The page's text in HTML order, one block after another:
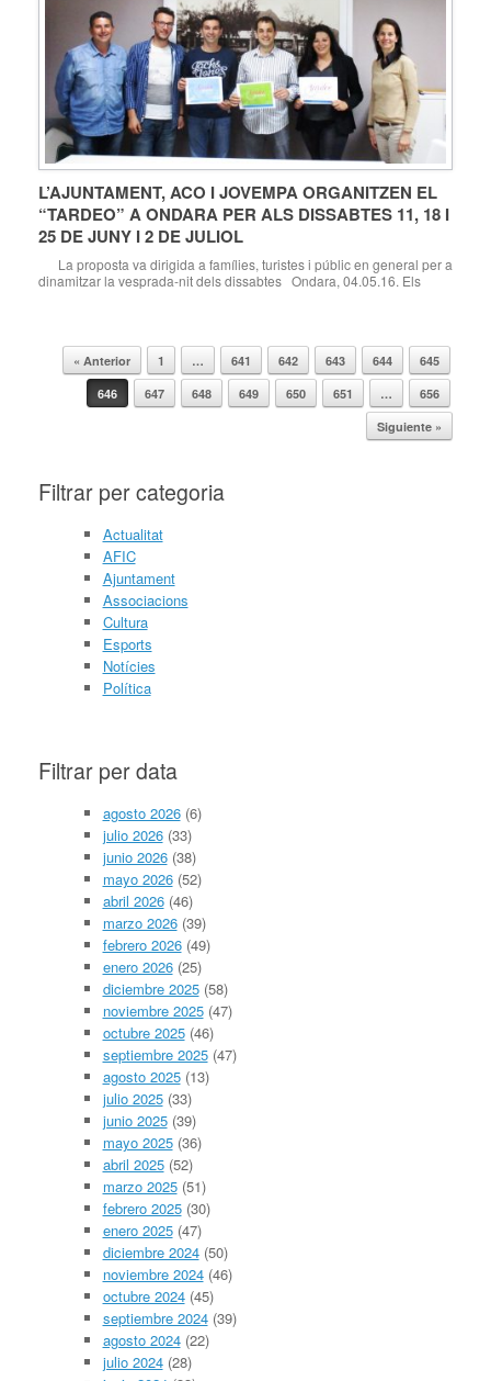
L’AJUNTAMENT, ACO I JOVEMPA ORGANITZEN EL
“TARDEO” A ONDARA PER ALS DISSABTES 11, 18 I
25 DE JUNY I 2 DE JULIOL
La proposta va dirigida a famílies, turistes i públic en general per a
dinamitzar la vesprada-nit dels dissabtes Ondara, 04.05.16. Els
Navegador de artículos
« Anterior 1 … 641 642 643 644
645
646
647 648 649 650 651 …
656
Siguiente »
Filtrar per categoria
Actualitat
AFIC
Ajuntament
Associacions
Cultura
Esports
Notícies
Política
Filtrar per data
agosto 2026(6)
julio 2026(33)
junio 2026(38)
mayo 2026(52)
abril 2026(46)
marzo 2026(39)
febrero 2026(49)
enero 2026(25)
diciembre 2025(58)
noviembre 2025(47)
octubre 2025(46)
septiembre 2025(47)
agosto 2025(13)
julio 2025(33)
junio 2025(39)
mayo 2025(36)
abril 2025(52)
marzo 2025(51)
febrero 2025(30)
enero 2025(47)
diciembre 2024(50)
noviembre 2024(46)
octubre 2024(45)
septiembre 2024(39)
agosto 2024(22)
julio 2024(28)